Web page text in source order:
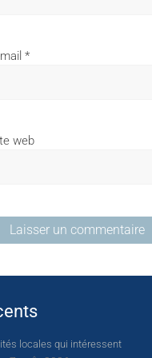
*
web
locales qui intéressent